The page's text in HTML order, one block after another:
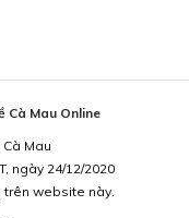
Cà Mau Online
Mau
ngày 24/12/2020
trên website này.